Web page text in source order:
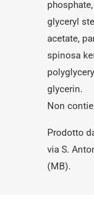
glyceryl
acetate,
spinosa
glycerin.
Non
Prodotto
via S.
(MB).